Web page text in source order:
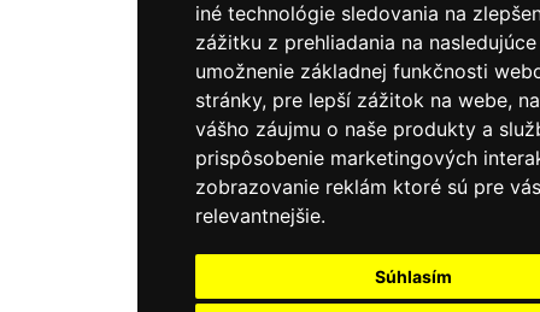
iné technológie sledovania na
zážitku z prehliadania na
umožnenie základnej funkčnosti
stránky, pre lepší zážitok na webe,
vášho záujmu o naše produkty a
prispôsobenie marketingových
zobrazovanie reklám ktoré sú pre
relevantnejšie.
Súhlasím